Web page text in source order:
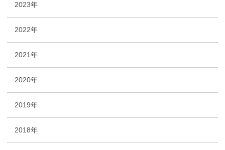
2023年
2022年
2021年
2020年
2019年
2018年